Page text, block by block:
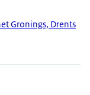
Gronings, Drents